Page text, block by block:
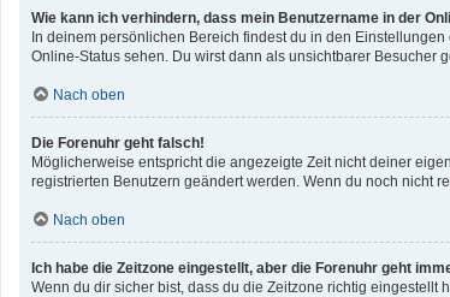
Wie kann ich verhindern, dass mein Benutzername in der
In deinem persönlichen Bereich findest du in den
Online-Status sehen. Du wirst dann als unsichtbarer Besucher
Nach oben
Die Forenuhr geht falsch!
Möglicherweise entspricht die angezeigte Zeit nicht deiner
registrierten Benutzern geändert werden. Wenn du noch nicht
Nach oben
Ich habe die Zeitzone eingestellt, aber die Forenuhr geht
Wenn du dir sicher bist, dass du die Zeitzone richtig eingestellt